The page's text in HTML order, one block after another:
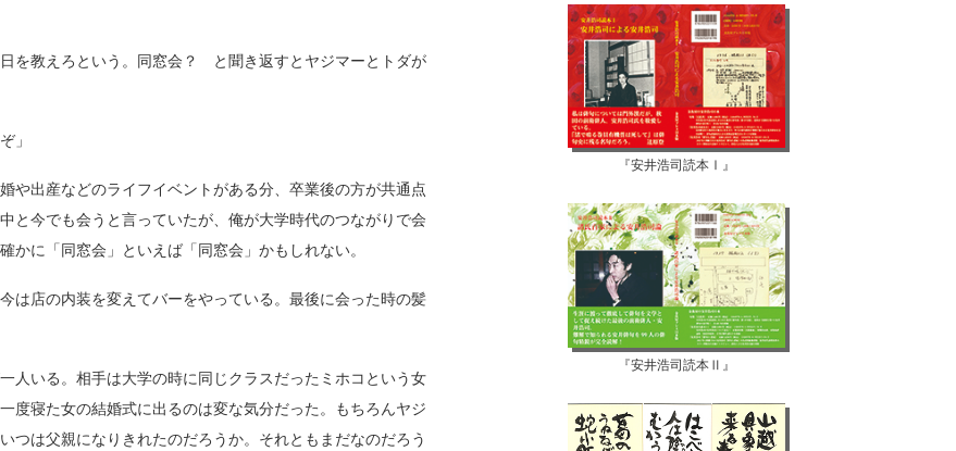
を教えろという。同窓会？ と聞き返すとヤジマーとトダが
」
出産などのライフイベントがある分、卒業後の方が共通点
と今でも会うと言っていたが、俺が大学時代のつながりで会
に「同窓会」といえば「同窓会」かもしれない。
店の内装を変えてバーをやっている。最後に会った時の髪
いる。相手は大学の時に同じクラスだったミホコという女
度寝た女の結婚式に出るのは変な気分だった。もちろんヤジ
つは父親になりきれたのだろうか。それともまだなのだろう
『安井浩司読本Ⅰ』
『安井浩司読本Ⅱ』